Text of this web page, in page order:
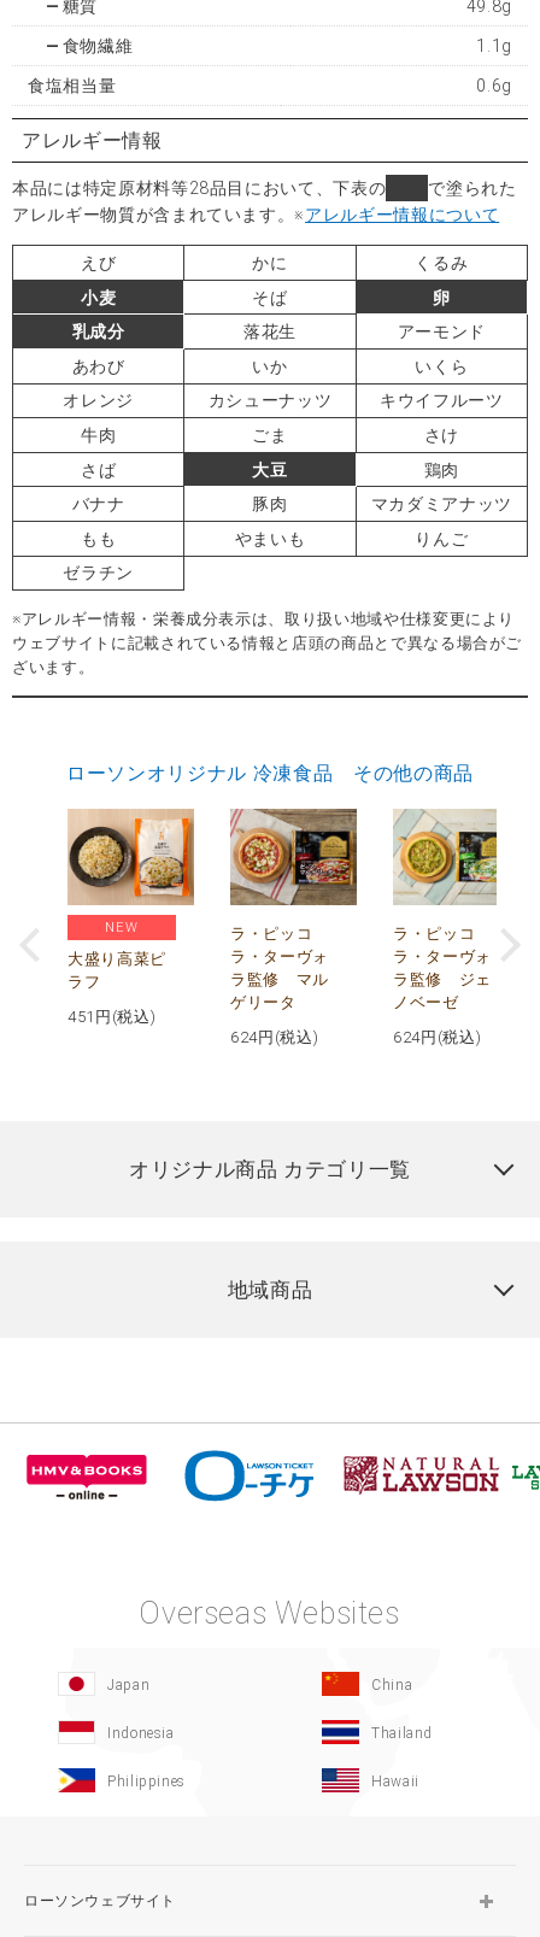
糖質 49.8g
食物繊維 1.1g
食塩相当量 0.6g
アレルギー情報
本品には特定原材料等28品目において、下表の
で塗られた
アレルギー物質が含まれています。※アレルギー情報について
えび かに
くるみ
小麦
そば
卵
乳成分
落花生
アーモンド
あわび
いか
いくら
オレンジ
カシューナッツ
キウイフルーツ
牛肉
ごま
さけ
さば
大豆
鶏肉
バナナ
豚肉
マカダミアナッツ
もも
やまいも
りんご
ゼラチン
※アレルギー情報・栄養成分表示は、取り扱い地域や仕様変更により
ウェブサイトに記載されている情報と店頭の商品とで異なる場合がご
ざいます。
ローソンオリジナル 冷凍食品 その他の商品
NEW
大盛り高菜ピ
ラフ
451 円(税込)
ラ・ピッコ
ラ・ターヴォ
ラ監修 マル
ゲリータ
624円(税込)
ラ・ピッコ
ラ・ターヴォ
ラ監修 ジェ
ノベーゼ
624円(税込)
オリジナル商品 カテゴリ一覧
地域商品
Overseas Websites
Japan China
Indonesia Thailand
Philippines Hawaii
ローソンウェブサイト